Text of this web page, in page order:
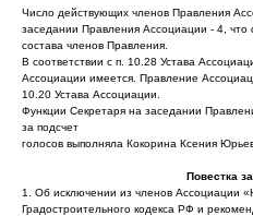
Число действующих членов Правления
заседании Правления Ассоциации - 4, что
состава членов Правления.
В соответствии с п. 10.28 Устава
Ассоциации имеется. Правление
10.20 Устава Ассоциации.
Функции Секретаря на заседании
за подсчет
голосов выполняла Кокорина Ксения
Повестка
1. Об исключении из членов Ассоциации
Градостроительного кодекса РФ и